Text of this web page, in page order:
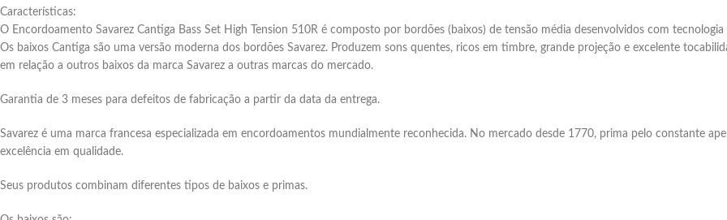
Características:
O Encordoamento Savarez Cantiga Bass Set High Tension 510R é composto por bordões (baixos) de tensão média desenvolvidos com tecnologia
Os baixos Cantiga são uma versão moderna dos bordões Savarez. Produzem sons quentes, ricos em timbre, grande projeção e excelente
em relação a outros baixos da marca Savarez a outras marcas do mercado.
Garantia de 3 meses para defeitos de fabricação a partir da data da entrega.
Savarez é uma marca francesa especializada em encordoamentos mundialmente reconhecida. No mercado desde 1770, prima pelo constante
excelência em qualidade.
Seus produtos combinam diferentes tipos de baixos e primas.